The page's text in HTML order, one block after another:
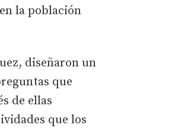
la población
diseñaron un
que
de ellas
que los